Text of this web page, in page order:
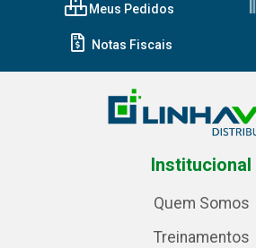
Meus Pedidos
Notas Fiscais
Institucional
Quem Somos
Treinamentos